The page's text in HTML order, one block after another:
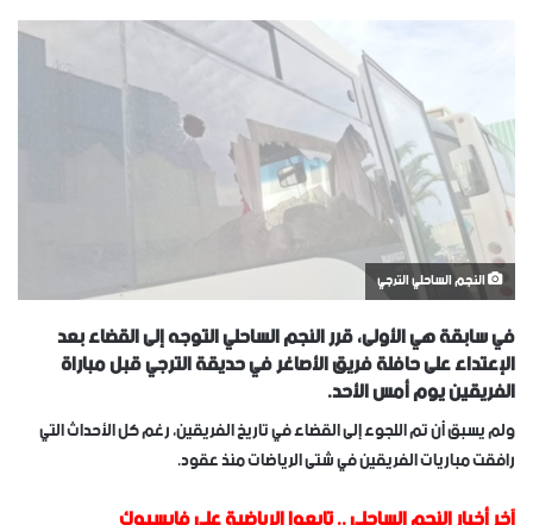
النجم الساحلي الترجي
في سابقة هي الأولى، قرر النجم الساحلي التوجه إلى القضاء بعد
الإعتداء على حافلة فريق الأصاغر في حديقة الترجي قبل مباراة
الفريقين يوم أمس الأحد.
ولم يسبق أن تم اللجوء إلى القضاء في تاريخ الفريقين، رغم كل الأحداث التي
رافقت مباريات الفريقين في شتى الرياضات منذ عقود.